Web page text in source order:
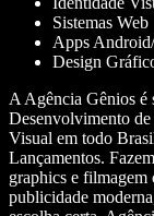
Sistemas Web
Apps
Design
A Agência Gênios é
Desenvolvimento
Visual em todo
Lançamentos.
graphics e filmagem
publicidade